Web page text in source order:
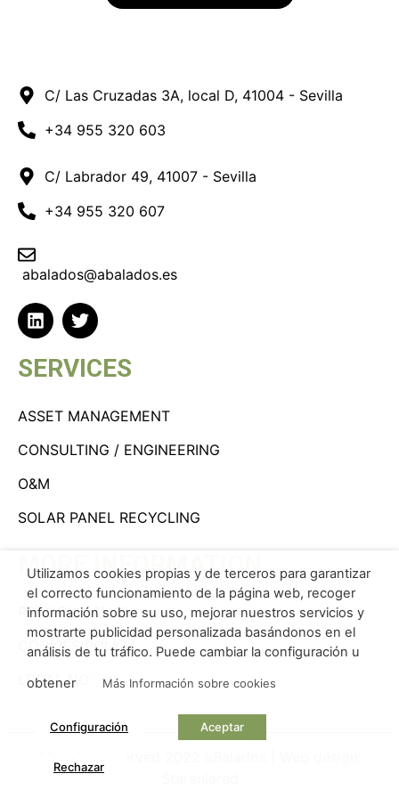
C/ Las Cruzadas 3A, local D, 41004 - Sevilla
+34 955 320 603
C/ Labrador 49, 41007 - Sevilla
+34 955 320 607
abalados@abalados.es
SERVICES
ASSET MANAGEMENT
CONSULTING / ENGINEERING
O&M
SOLAR PANEL RECYCLING
MORE INFORMATION
PRIVACY POLICY
COOKIES POLICY
LEGAL NOTICE
Utilizamos cookies propias y de terceros para garantizar
el correcto funcionamiento de la página web, recoger
información sobre su uso, mejorar nuestros servicios y
mostrarte publicidad personalizada basándonos en el
análisis de tu tráfico. Puede cambiar la configuración u
obtener
Más Información sobre cookies
Configuración Aceptar
Rechazar